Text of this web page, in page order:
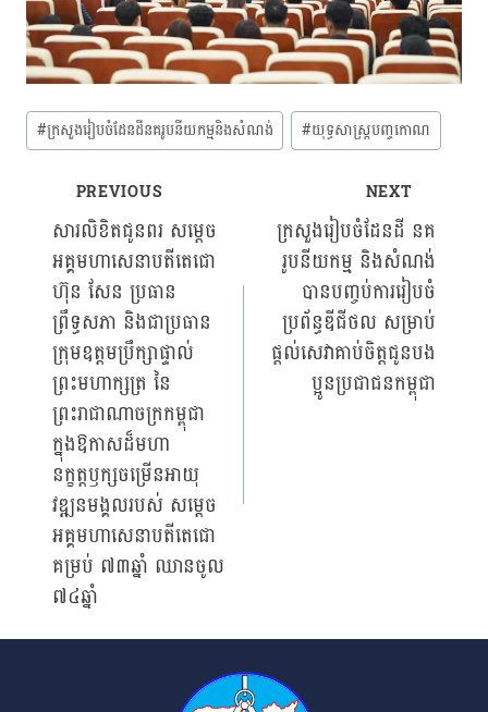
Post
Tags:
#ក្រសួងរៀបចំដែនដីនគរូបនីយកម្មនិងសំណង់ #យុទ្ធសាស្ត្របញ្ចកោណ
Post
navigation
PREVIOUS
សារលិខិតជូនពរ សម្តេច
អគ្គមហាសេនាបតីតេជោ
ហ៊ុន សែន ប្រធាន
ព្រឹទ្ធសភា និងជាប្រធាន
ក្រុមឧត្តមប្រឹក្សាផ្ទាល់
ព្រះមហាក្សត្រ នៃ
ព្រះរាជាណាចក្រកម្ពុជា
ក្នុងឱកាសដ៏មហា
នក្ខត្តឫក្សចម្រើនអាយុ
វឌ្ឍនមង្គលរបស់ សម្តេច
អគ្គមហាសេនាបតីតេជោ
គម្រប់ ៧៣ឆ្នាំ ឈានចូល
៧៤ឆ្នាំ
NEXT
ក្រសួងរៀបចំដែនដី នគ
រូបនីយកម្ម និងសំណង់
បានបញ្ចប់ការរៀបចំ
ប្រព័ន្ធឌីជីថល សម្រាប់
ផ្តល់សេវាគាប់ចិត្តជូនបង
ប្អូនប្រជាជនកម្ពុជា